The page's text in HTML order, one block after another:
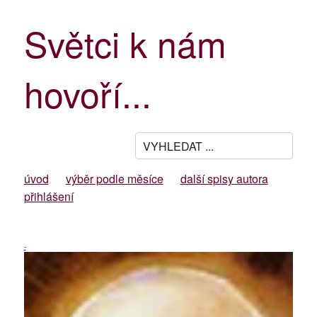
Světci k nám
hovoří...
úvod výběr podle měsíce
další spisy autora
přihlášení
-